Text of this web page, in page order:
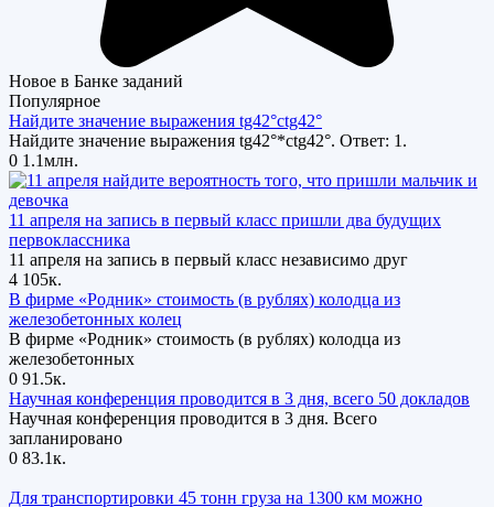
Новое в Банке заданий
Популярное
Найдите значение выражения tg42°ctg42°
Найдите значение выражения tg42°*ctg42°. Ответ: 1.
0 1.1млн.
11 апреля на запись в первый класс пришли два будущих
первоклассника
11 апреля на запись в первый класс независимо друг
4 105к.
В фирме «Родник» стоимость (в рублях) колодца из
железобетонных колец
В фирме «Родник» стоимость (в рублях) колодца из
железобетонных
0 91.5к.
Научная конференция проводится в 3 дня, всего 50 докладов
Научная конференция проводится в 3 дня. Всего
запланировано
0 83.1к.
Для транспортировки 45 тонн груза на 1300 км можно